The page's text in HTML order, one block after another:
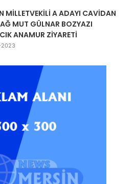
MİLLETVEKİLİ A ADAYI CAVİDAN
MUT GÜLNAR BOZYAZI
ANAMUR ZİYARETİ
2023